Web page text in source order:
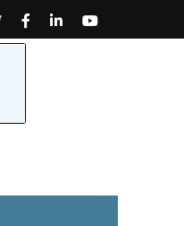
TwitterFacebook
LinkedinYoutube